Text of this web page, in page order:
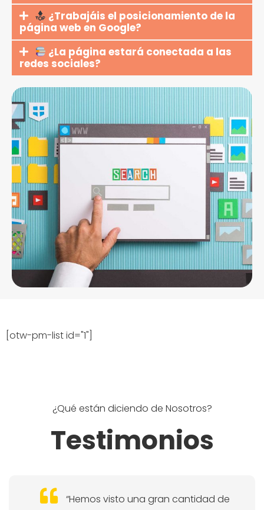
¿Trabajáis el posicionamiento de la
página web en Google?
¿La página estará conectada a las
redes sociales?
[otw-pm-list id="1"]
¿Qué están diciendo de Nosotros?
Testimonios
“Hemos visto una gran cantidad de